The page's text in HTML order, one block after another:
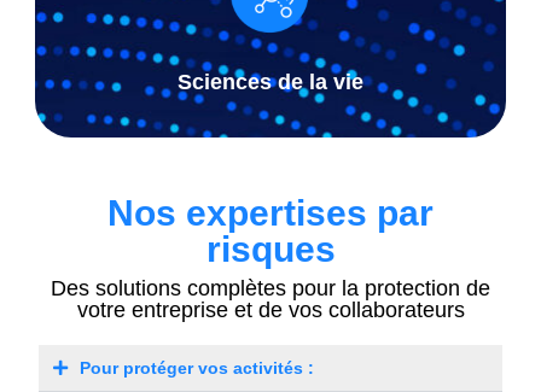
Sciences de la vie
Nos expertises par
risques
Des solutions complètes pour la protection de
votre entreprise et de vos collaborateurs
Pour protéger vos activités :